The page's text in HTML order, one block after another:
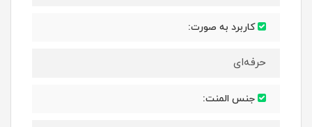
کاربرد به صورت:
حرفه‌ای
جنس المنت: